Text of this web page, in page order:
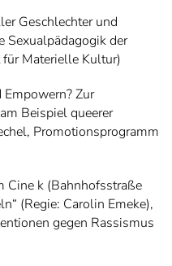
Geschlechter und
Sexualpädagogik der
Materielle Kultur)
Zur
Beispiel queerer
Promotionsprogramm
k (Bahnhofsstraße
(Regie: Carolin Emeke),
gegen Rassismus